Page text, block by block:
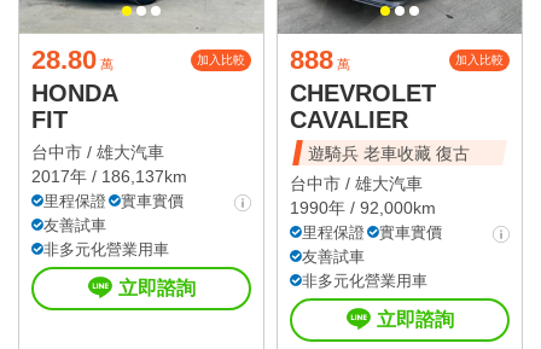
28.80 萬 加入比較
HONDA
FIT
台中市 / 雄大汽車
2017年 / 186,137km
里程保證
實車實價
友善試車
非多元化營業用車
立即諮詢
888 萬 加入比較
CHEVROLET
CAVALIER
遊騎兵 老車收藏 復古
台中市 / 雄大汽車
1990年 / 92,000km
里程保證
實車實價
友善試車
非多元化營業用車
立即諮詢